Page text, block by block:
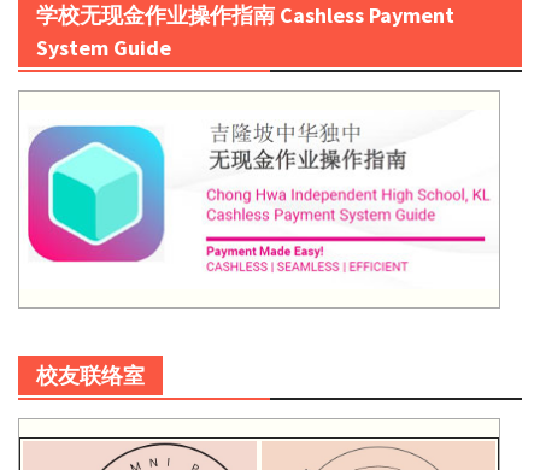
学校无现金作业操作指南 Cashless Payment
System Guide
校友联络室